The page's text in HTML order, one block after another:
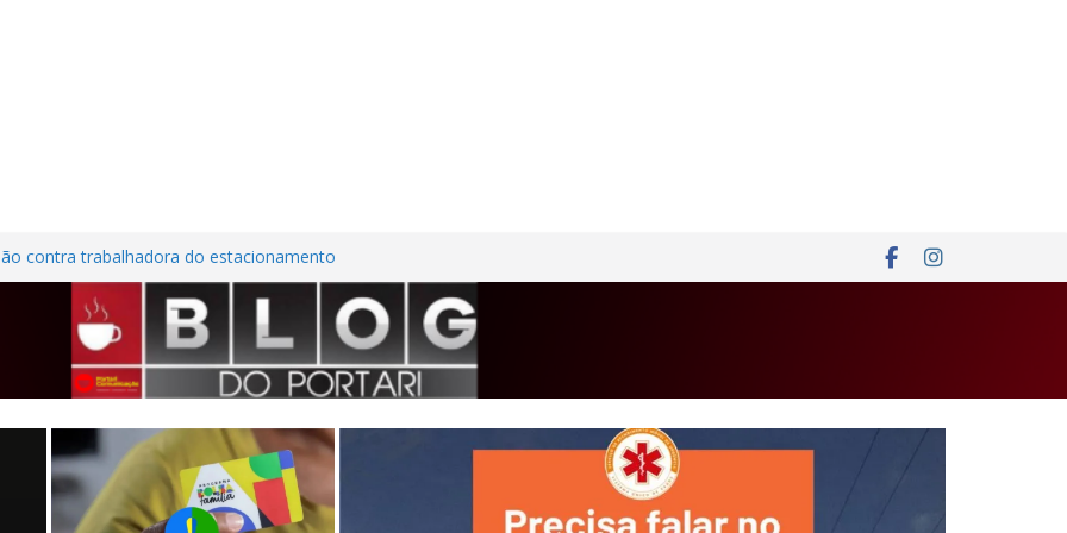
contra trabalhadora do estacionamento
em Frutal
Nordestina
casa desabitada e furtam bicicleta,
no Centro de Frutal
em investimentos, obras de melhoria
seguem em ritmo avançado